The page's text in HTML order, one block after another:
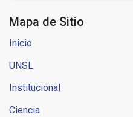
Mapa de Sitio
Inicio
UNSL
Institucional
Ciencia